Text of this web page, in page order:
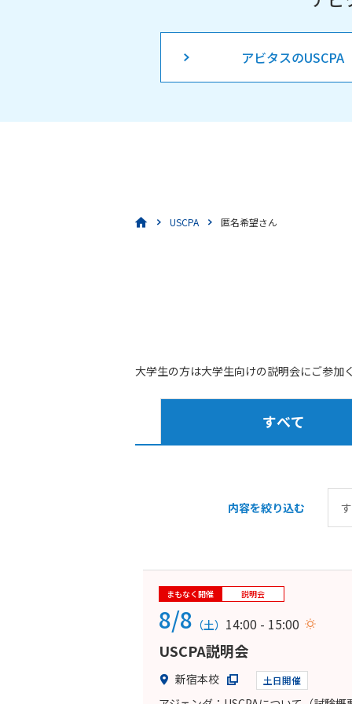
アビタスのUSCPA
USCPA 匿名希望さん
大学生の方は大学生向けの説明会にご参加
すべて
内容を絞り込む
まもなく開催 説明会
8/8 （土） 14:00 - 15:00
USCPA説明会
新宿本校 土日開催